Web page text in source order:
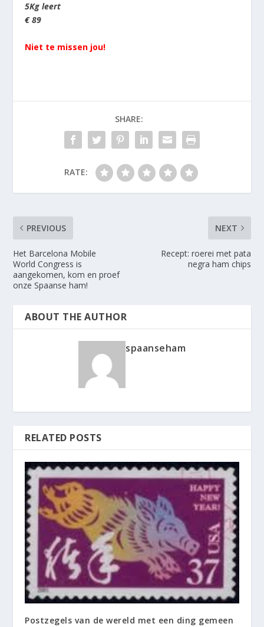
5Kg leert
€ 89
Niet te missen jou!
SHARE:
RATE:
PREVIOUS
Het Barcelona Mobile
World Congress is
aangekomen, kom en proef
onze Spaanse ham!
NEXT
Recept: roerei met pata
negra ham chips
ABOUT THE AUTHOR
spaanseham
RELATED POSTS
Postzegels van de wereld met een ding gemeen